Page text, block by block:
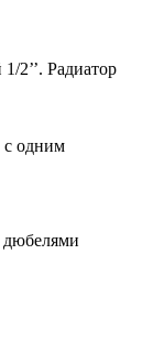
2’’. Радиатор
с одним
дюбелями